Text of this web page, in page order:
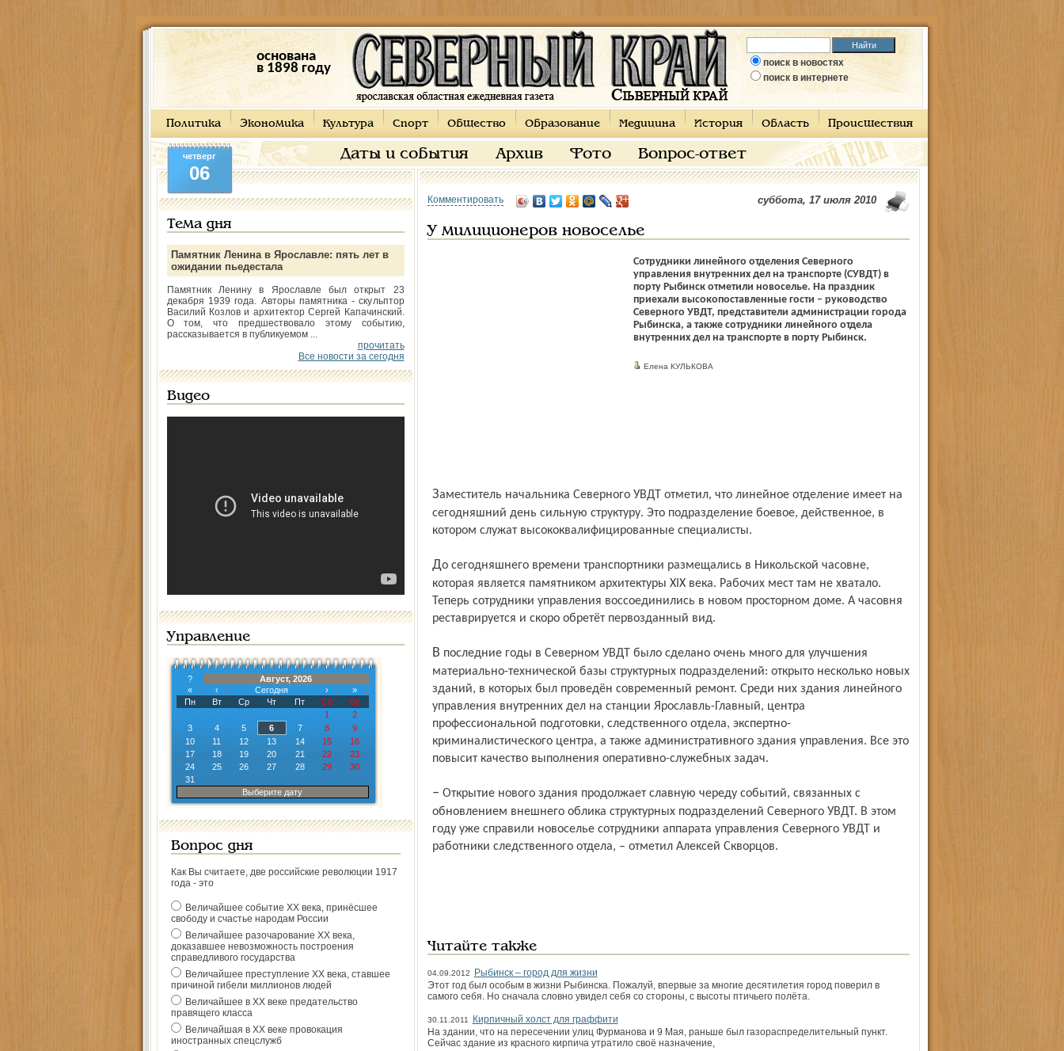
основана
в 1898 году
поиск в новостях
поиск в интернете
Политика Экономика Культура Спорт Общество Образование Медицина История Область Происшествия
Даты и события Архив Фото Вопрос-ответ
четверг
06
Тема дня
Памятник Ленина в Ярославле: пять лет в
ожидании пьедестала
Памятник Ленину в Ярославле был открыт 23
декабря 1939 года. Авторы памятника - скульптор
Василий Козлов и архитектор Сергей Капачинский.
О том, что предшествовало этому событию,
рассказывается в публикуемом ...
прочитать
Все новости за сегодня
Видео
Управление
?
Август, 2026
«
‹ Сегодня ›
»
Пн
Вт Ср Чт Пт Сб
Вс
1
2
3
4 5 6 7 8
9
10
11 12 13 14 15
16
17
18 19 20 21 22
23
24
25 26 27 28 29
30
31
Выберите дату
Вопрос дня
Как Вы считаете, две российские революции 1917
года - это
Величайшее событие ХХ века, принёсшее
свободу и счастье народам России
Величайшее разочарование ХХ века,
доказавшее невозможность построения
справедливого государства
Величайшее преступление ХХ века, ставшее
причиной гибели миллионов людей
Величайшее в ХХ веке предательство
правящего класса
Величайшая в ХХ веке провокация
иностранных спецслужб
Комментировать суббота, 17 июля 2010
У милиционеров новоселье
Сотрудники линейного отделения Северного
управления внутренних дел на транспорте (СУВДТ) в
порту Рыбинск отметили новоселье. На праздник
приехали высокопоставленные гости – руководство
Северного УВДТ, представители администрации города
Рыбинска, а также сотрудники линейного отдела
внутренних дел на транспорте в порту Рыбинск.
Елена КУЛЬКОВА
Заместитель начальника Северного УВДТ отметил, что линейное отделение имеет на
сегодняшний день сильную структуру. Это подразделение боевое, действенное, в
котором служат высококвалифицированные специалисты.
До сегодняшнего времени транспортники размещались в Никольской часовне,
которая является памятником архитектуры XIX века. Рабочих мест там не хватало.
Теперь сотрудники управления воссоединились в новом просторном доме. А часовня
реставрируется и скоро обретёт первозданный вид.
В последние годы в Северном УВДТ было сделано очень много для улучшения
материально-технической базы структурных подразделений: открыто несколько новых
зданий, в которых был проведён современный ремонт. Среди них здания линейного
управления внутренних дел на станции Ярославль-Главный, центра
профессиональной подготовки, следственного отдела, экспертно-
криминалистического центра, а также административного здания управления. Все это
повысит качество выполнения оперативно-служебных задач.
– Открытие нового здания продолжает славную череду событий, связанных с
обновлением внешнего облика структурных подразделений Северного УВДТ. В этом
году уже справили новоселье сотрудники аппарата управления Северного УВДТ и
работники следственного отдела, – отметил Алексей Скворцов.
Читайте также
04.09.2012
Рыбинск – город для жизни
Этот год был особым в жизни Рыбинска. Пожалуй, впервые за многие десятилетия город поверил в
самого себя. Но сначала словно увидел себя со стороны, с высоты птичьего полёта.
30.11.2011
Кирпичный холст для граффити
На здании, что на пересечении улиц Фурманова и 9 Мая, раньше был газораспределительный пункт.
Сейчас здание из красного кирпича утратило своё назначение,